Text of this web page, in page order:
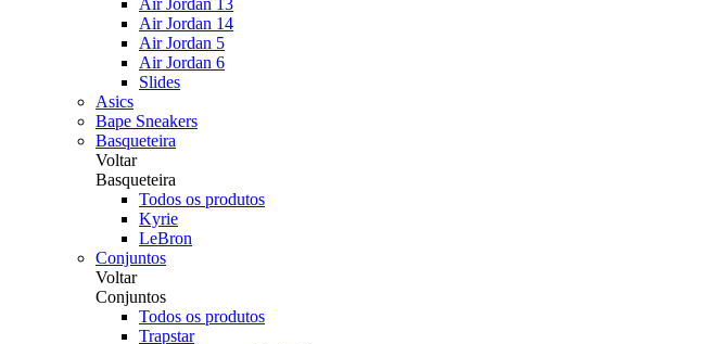
Air Jordan 13
Air Jordan 14
Air Jordan 5
Air Jordan 6
Slides
Asics
Bape Sneakers
Basqueteira
Voltar
Basqueteira
Todos os produtos
Kyrie
LeBron
Conjuntos
Voltar
Conjuntos
Todos os produtos
Trapstar